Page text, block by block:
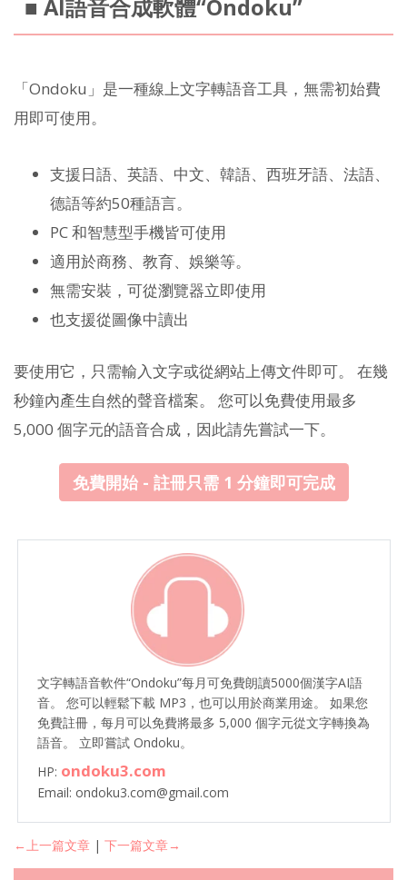
■ AI語音合成軟體“Ondoku”
「Ondoku」是一種線上文字轉語音工具，無需初始費
用即可使用。
支援日語、英語、中文、韓語、西班牙語、法語、
德語等約50種語言。
PC 和智慧型手機皆可使用
適用於商務、教育、娛樂等。
無需安裝，可從瀏覽器立即使用
也支援從圖像中讀出
要使用它，只需輸入文字或從網站上傳文件即可。 在幾
秒鐘內產生自然的聲音檔案。 您可以免費使用最多
5,000 個字元的語音合成，因此請先嘗試一下。
免費開始 - 註冊只需 1 分鐘即可完成
文字轉語音軟件“Ondoku”每月可免費朗讀5000個漢字AI語
音。 您可以輕鬆下載 MP3，也可以用於商業用途。 如果您
免費註冊，每月可以免費將最多 5,000 個字元從文字轉換為
語音。 立即嘗試 Ondoku。
HP: ondoku3.com
Email: ondoku3.com@gmail.com
←上一篇文章 | 下一篇文章→